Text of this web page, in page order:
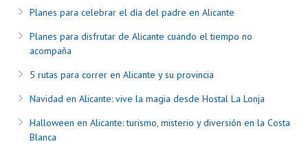
Planes para celebrar el día del padre en Alicante
Planes para disfrutar de Alicante cuando el tiempo no
acompaña
5 rutas para correr en Alicante y su provincia
Navidad en Alicante: vive la magia desde Hostal La Lonja
Halloween en Alicante: turismo, misterio y diversión en la Costa
Blanca